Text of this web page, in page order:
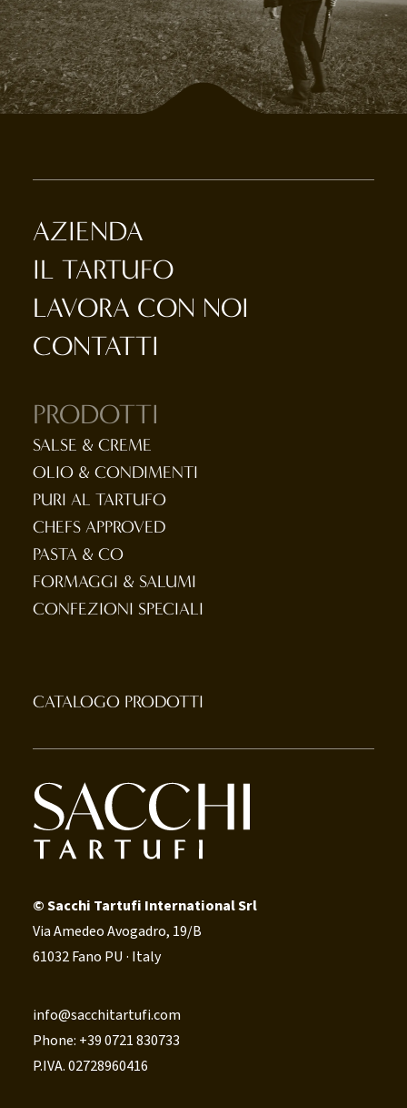
AZIENDA
IL TARTUFO
LAVORA CON NOI
CONTATTI
PRODOTTI
SALSE & CREME
OLIO & CONDIMENTI
PURI AL TARTUFO
CHEFS APPROVED
PASTA & CO
FORMAGGI & SALUMI
CONFEZIONI SPECIALI
CATALOGO PRODOTTI
© Sacchi Tartufi International Srl
Via Amedeo Avogadro, 19/B
61032 Fano PU · Italy
info@sacchitartufi.com
Phone: +39 0721 830733
P.IVA. 02728960416